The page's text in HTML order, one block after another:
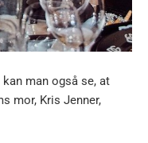
man også se, at
mor, Kris Jenner,